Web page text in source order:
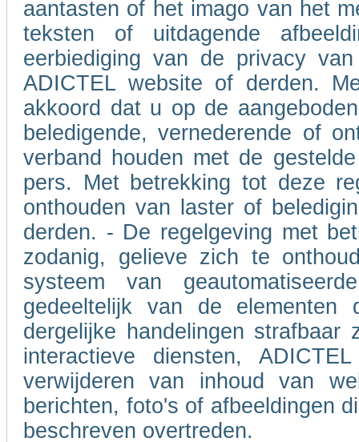
aantasten of het imago van het
teksten of uitdagende
eerbiediging van de privacy
ADICTEL website of derden.
akkoord dat u op de
beledigende, vernederende of
verband houden met de
pers. Met betrekking tot deze
onthouden van laster of
derden. - De regelgeving met
zodanig, gelieve zich te
systeem van
gedeeltelijk van de
dergelijke handelingen
interactieve diensten,
verwijderen van inhoud van
berichten, foto's of afbeeldingen
beschreven overtreden.